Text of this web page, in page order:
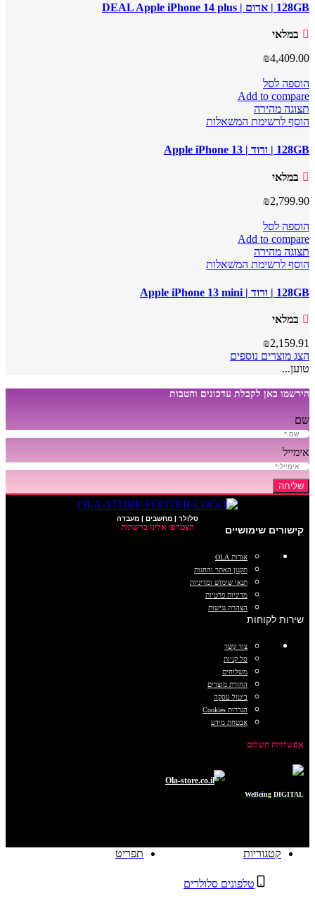
128GB | אדום | DEAL Apple iPhone 14 plus
במלאי
₪4,409.00
הוספה לסל
Add to compare
תצוגה מהירה
הוסף לרשימת המשאלות
128GB | ורוד | Apple iPhone 13
במלאי
₪2,799.90
הוספה לסל
Add to compare
תצוגה מהירה
הוסף לרשימת המשאלות
128GB | ורוד | Apple iPhone 13 mini
במלאי
₪2,159.91
הצג מוצרים נוספים
טוען...
הירשמו כאן לקבלת עדכונים והטבות
שם
אימייל
שליחה
סלולר | מחשבים | מעבדה
הצטרפו אלינו ברשתות קישורים שימושיים
אודות OLA
תקנון האתר והחנות
תנאי שימוש ומדיניות
מדיניות פרטיות
הצהרת נגישות
שירות לקוחות
צור קשר
סל קניות
משלוחים
החזרת מוצרים
ביטול עסקה
הגדרות Cookies
אבטחת מידע
אפשרויות תשלום
Ola-store.co.il
WeBeing DIGITAL
תפריט קטגוריות
טלפונים סלולרים